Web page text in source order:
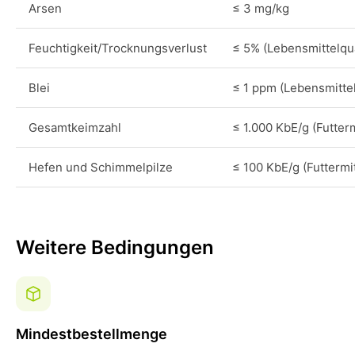
Arsen ≤ 3 mg/kg
Feuchtigkeit/Trocknungsverlust ≤ 5%
Blei ≤ 1 ppm
Gesamtkeimzahl ≤ 1.000 KbE/g
Hefen und Schimmelpilze ≤ 100 KbE/g
Weitere Bedingungen
Mindestbestellmenge